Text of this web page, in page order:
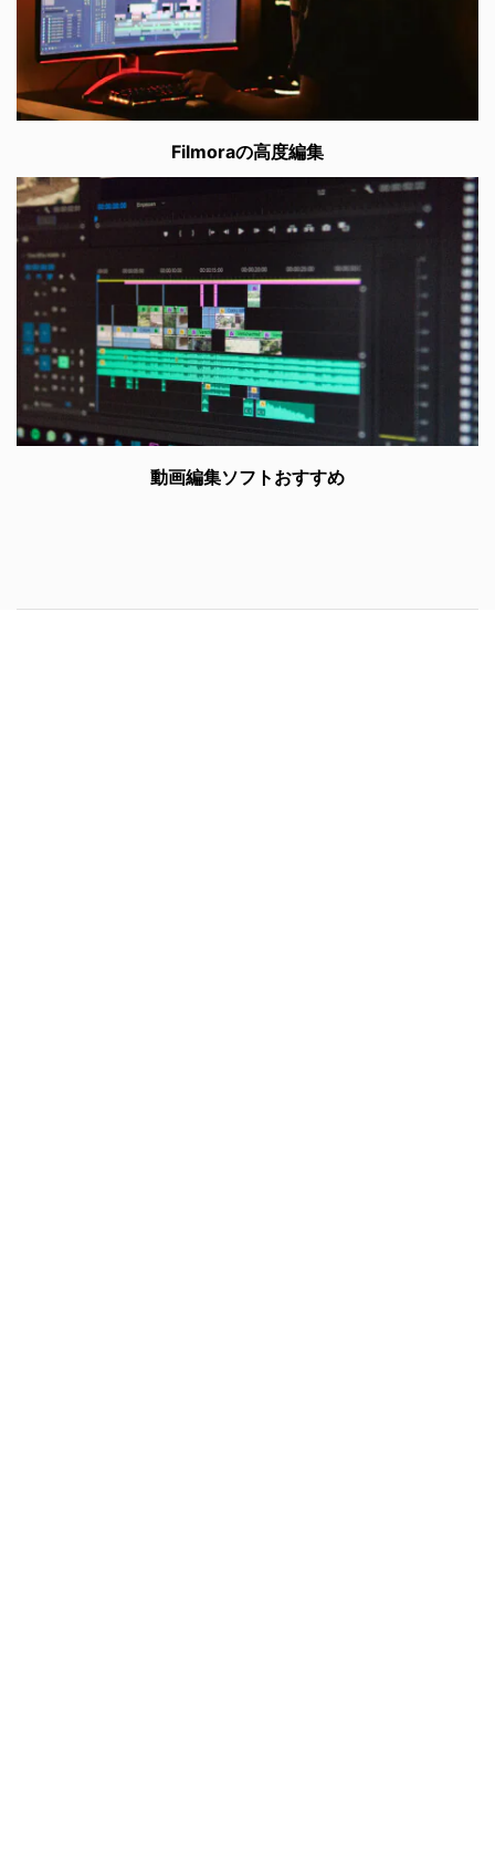
Filmoraの高度編集
動画編集ソフトおすすめ